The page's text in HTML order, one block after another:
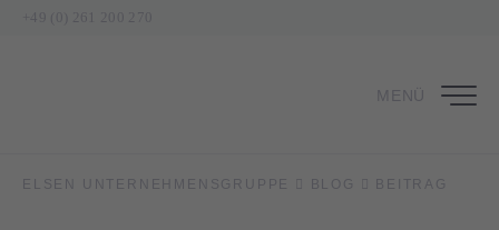
MENÜ
ELSEN UNTERNEHMENSGRUPPE BLOG BEITRAG